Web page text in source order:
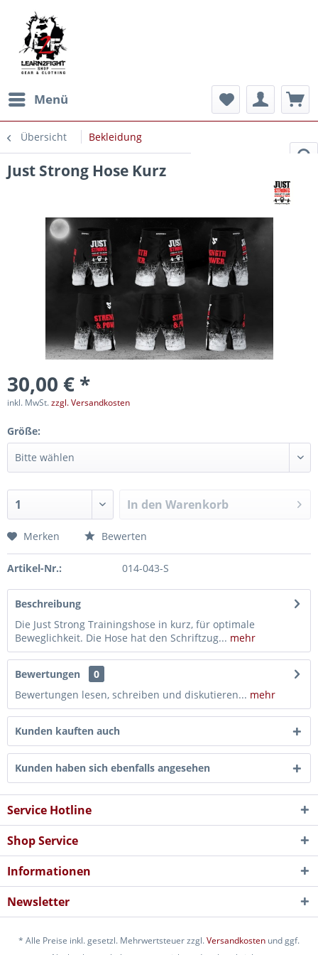
Menü
Übersicht Bekleidung
Just Strong Hose Kurz
30,00 € *
inkl. MwSt.zzgl. Versandkosten
Größe:
In den Warenkorb
Merken Bewerten
Artikel-Nr.: 014-043-S
Beschreibung
Die Just Strong Trainingshose in kurz, für optimale
Beweglichkeit. Die Hose hat den Schriftzug... mehr
Bewertungen
0
Bewertungen lesen, schreiben und diskutieren... mehr
Kunden kauften auch
Kunden haben sich ebenfalls angesehen
Service Hotline
Shop Service
Informationen
Newsletter
* Alle Preise inkl. gesetzl. Mehrwertsteuer zzgl.Versandkosten und ggf.